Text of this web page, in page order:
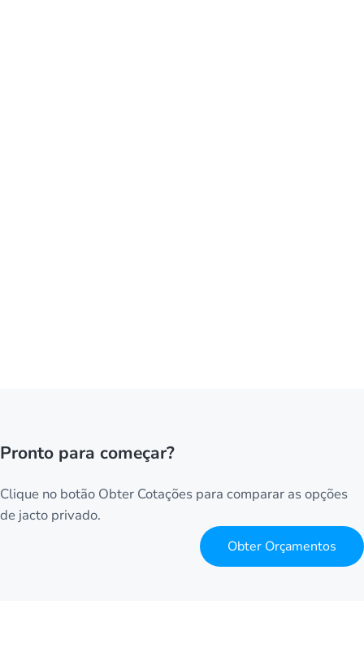
Pronto para começar?
Clique no botão Obter Cotações para comparar as opções
de jacto privado.
Obter Orçamentos